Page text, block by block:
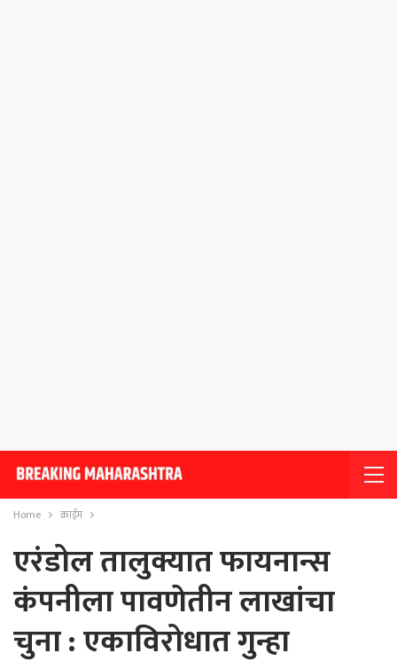
Home क्राईम
एरंडोल तालुक्यात फायनान्स
कंपनीला पावणेतीन लाखांचा
चुना : एकाविरोधात गुन्हा